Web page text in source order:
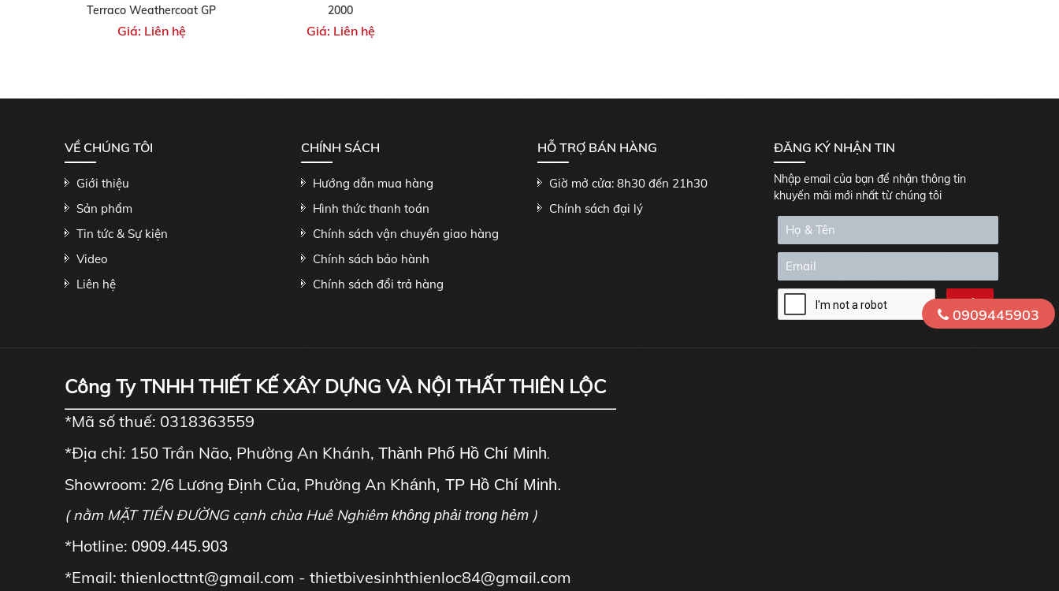
Terraco Weathercoat GP
Giá: Liên hệ
2000
Giá: Liên hệ
VỀ CHÚNG TÔI
Giới thiệu
Sản phẩm
Tin tức & Sự kiện
Video
Liên hệ
CHÍNH SÁCH
Hướng dẫn mua hàng
Hình thức thanh toán
Chính sách vận chuyển giao hàng
Chính sách bảo hành
Chính sách đổi trả hàng
HỖ TRỢ BÁN HÀNG
Giờ mở cửa: 8h30 đến 21h30
Chính sách đại lý
ĐĂNG KÝ NHẬN TIN
Nhập email của bạn để nhận thông tin
khuyến mãi mới nhất từ chúng tôi
Công Ty TNHH THIẾT KẾ XÂY DỰNG VÀ NỘI THẤT THIÊN LỘC
*Mã số thuế: 0318363559
*Địa chỉ: 150 Trần Não, Phường An Khánh, Thành Phố Hồ Chí Minh.
Showroom: 2/6 Lương Định Của, Phường An Khánh, TP Hồ Chí Minh.
( nằm MẶT TIỀN ĐƯỜNG cạnh chùa Huê Nghiêm không phải trong hẻm )
*Hotline: 0909.445.903
*Email: thienlocttnt@gmail.com - thietbivesinhthienloc84@gmail.com
0909445903